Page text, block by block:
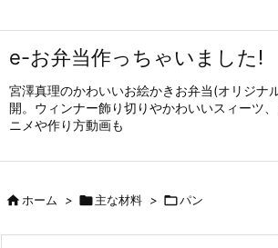
e-お弁当作っちゃいました!
宮澤真理のかわいいお絵かきお弁当(オリジナ
開。ウィンナー飾り切りやかわいいスィーツ
ニメや作り方動画も
ホーム > 主な材料 > パン